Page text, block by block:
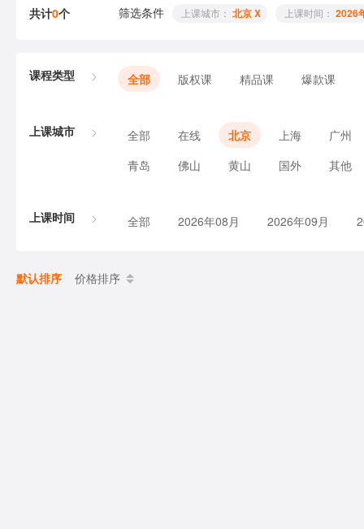
共计0个 筛选条件 上课城市： 北京 X 上课时间： 2026
课程类型 全部 版权课 精品课 爆款课
上课城市 全部 在线 北京 上海
广州
青岛
佛山 黄山 国外 其他
上课时间 全部 2026年08月 2026年09月
默认排序 价格排序